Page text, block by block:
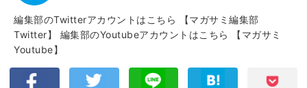
編集部のTwitterアカウントはこちら
【マガサミ編集部
Twitter】
編集部のYoutubeアカウントはこちら
【マガサミ
Youtube】